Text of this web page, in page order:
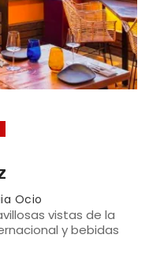
Ocio
vistas de la
y bebidas